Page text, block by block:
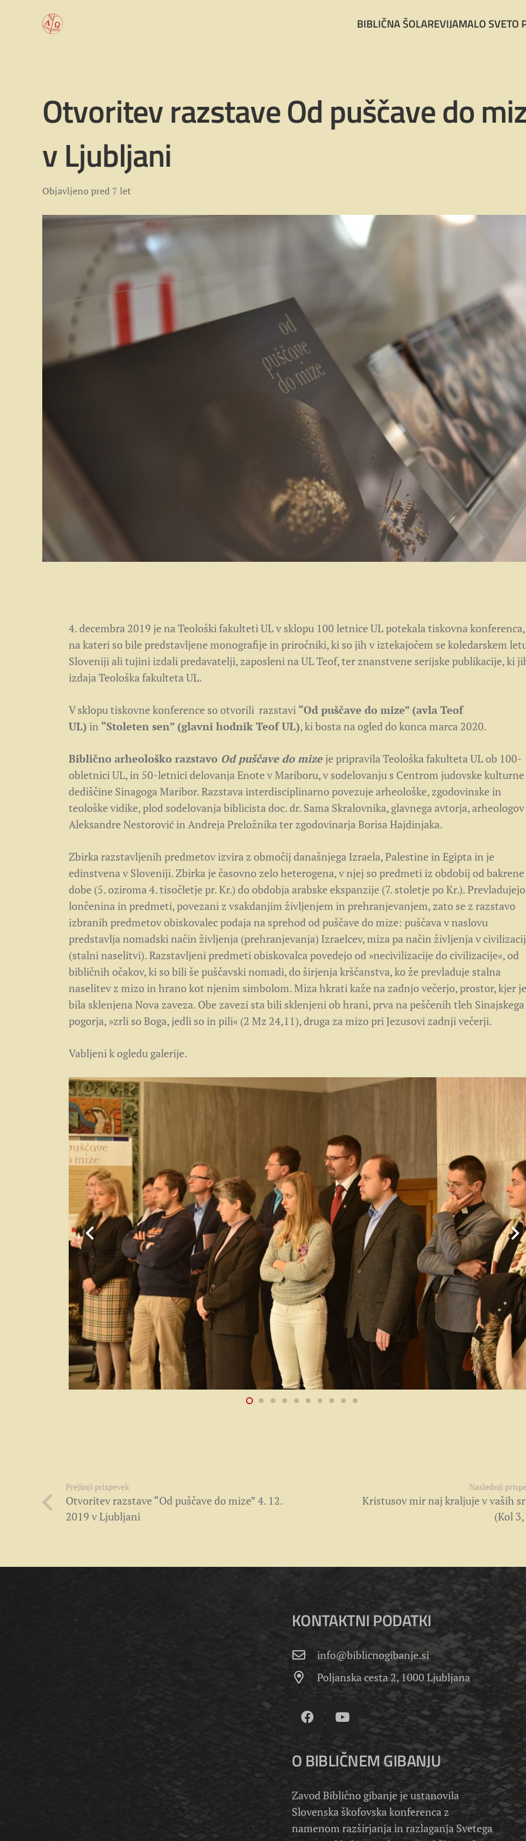
BIBLIČNA ŠOLAREVIJAMALO SVETO
Otvoritev razstave Od puščave do
v Ljubljani
Objavljeno pred 7 let
4. decembra 2019 je na Teološki fakulteti UL v sklopu 100 letnice UL potekala tiskovna konferenca,
na kateri so bile predstavljene monografije in priročniki, ki so jih v iztekajočem se koledarskem
Sloveniji ali tujini izdali predavatelji, zaposleni na UL Teof, ter znanstvene serijske publikacije, ki
izdaja Teološka fakulteta UL.
V sklopu tiskovne konference so otvorili razstavi “Od puščave do mize” (avla Teof
UL) in “Stoleten sen” (glavni hodnik Teof UL), ki bosta na ogled do konca marca 2020.
Biblično arheološko razstavo Od puščave do mize je pripravila Teološka fakulteta UL ob 100-
obletnici UL, in 50-letnici delovanja Enote v Mariboru, v sodelovanju s Centrom judovske kulturne
dediščine Sinagoga Maribor. Razstava interdisciplinarno povezuje arheološke, zgodovinske in
teološke vidike, plod sodelovanja biblicista doc. dr. Sama Skralovnika, glavnega avtorja, arheologov
Aleksandre Nestorović in Andreja Preložnika ter zgodovinarja Borisa Hajdinjaka.
Zbirka razstavljenih predmetov izvira z območij današnjega Izraela, Palestine in Egipta in je
edinstvena v Sloveniji. Zbirka je časovno zelo heterogena, v njej so predmeti iz obdobij od bakrene
dobe (5. oziroma 4. tisočletje pr. Kr.) do obdobja arabske ekspanzije (7. stoletje po Kr.). Prevladujejo
lončenina in predmeti, povezani z vsakdanjim življenjem in prehranjevanjem, zato se z razstavo
izbranih predmetov obiskovalec podaja na sprehod od puščave do mize: puščava v naslovu
predstavlja nomadski način življenja (prehranjevanja) Izraelcev, miza pa način življenja v
(stalni naselitvi). Razstavljeni predmeti obiskovalca povedejo od »necivilizacije do civilizacije«, od
bibličnih očakov, ki so bili še puščavski nomadi, do širjenja krščanstva, ko že prevladuje stalna
naselitev z mizo in hrano kot njenim simbolom. Miza hkrati kaže na zadnjo večerjo, prostor, kjer je
bila sklenjena Nova zaveza. Obe zavezi sta bili sklenjeni ob hrani, prva na peščenih tleh Sinajskega
pogorja, »zrli so Boga, jedli so in pili« (2 Mz 24,11), druga za mizo pri Jezusovi zadnji večerji.
Vabljeni k ogledu galerije.
Prejšnji prispevek
Otvoritev razstave “Od puščave do mize” 4. 12.
2019 v Ljubljani
Naslednji
Kristusov mir naj kraljuje v vaših
(Kol
KONTAKTNI PODATKI
info@biblicnogibanje.si
Poljanska cesta 2, 1000 Ljubljana
O BIBLIČNEM GIBANJU
Zavod Biblično gibanje je ustanovila
Slovenska škofovska konferenca z
namenom razširjanja in razlaganja Svetega